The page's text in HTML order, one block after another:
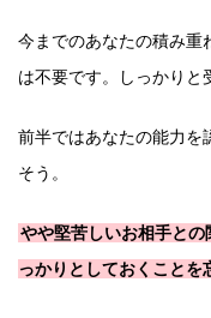
今までのあなたの積み重
は不要です。しっかりと
前半ではあなたの能力を
そう。
やや堅苦しいお相手と
っかりとしておくことを